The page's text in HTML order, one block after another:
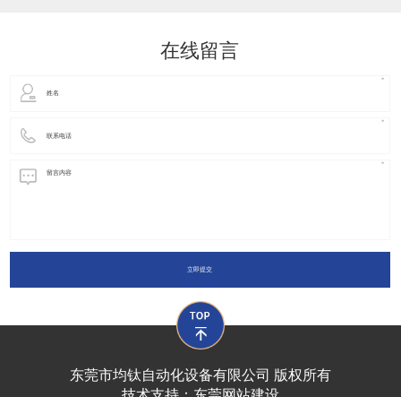
在线留言
立即提交
东莞市均钛自动化设备有限公司 版权所有